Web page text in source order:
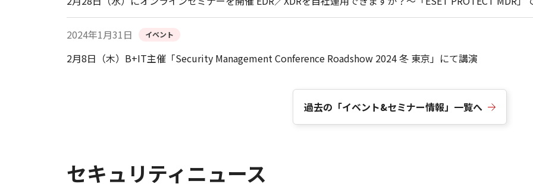
2024年1月31日 イベント
2月8日（木）B+IT主催「Security Management Conference Roadshow 2024 冬 東京」にて講演
過去の「イベント&セミナー情報」一覧へ
セキュリティニュース